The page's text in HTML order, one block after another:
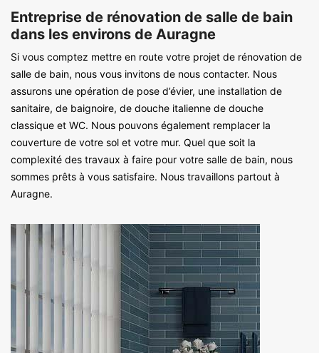
Entreprise de rénovation de salle de bain
dans les environs de Auragne
Si vous comptez mettre en route votre projet de rénovation de
salle de bain, nous vous invitons de nous contacter. Nous
assurons une opération de pose d’évier, une installation de
sanitaire, de baignoire, de douche italienne de douche
classique et WC. Nous pouvons également remplacer la
couverture de votre sol et votre mur. Quel que soit la
complexité des travaux à faire pour votre salle de bain, nous
sommes prêts à vous satisfaire. Nous travaillons partout à
Auragne.